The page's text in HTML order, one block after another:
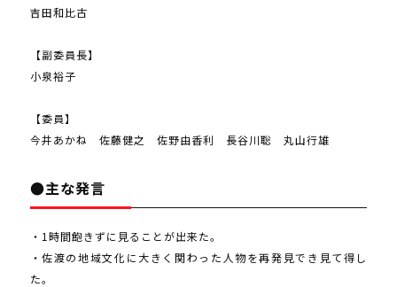
吉田和比古
【副委員長】
小泉裕子
【委員】
今井あかね 佐藤健之 佐野由香利 長谷川聡 丸山行雄
●主な発言
・1時間飽きずに見ることが出来た。
・佐渡の地域文化に大きく関わった人物を再発見でき見て得し
た。